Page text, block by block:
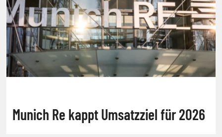
Munich Re kappt Umsatzziel für 2026